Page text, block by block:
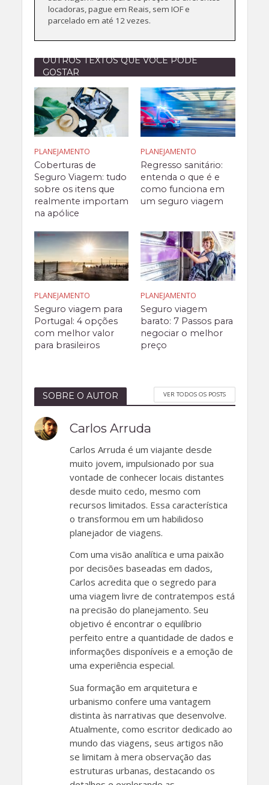
locadoras, pague em Reais, sem IOF e
parcelado em até 12 vezes.
OUTROS TEXTOS QUE VOCÊ PODE
GOSTAR
PLANEJAMENTO
Coberturas de
Seguro Viagem: tudo
sobre os itens que
realmente importam
na apólice
PLANEJAMENTO
Regresso sanitário:
entenda o que é e
como funciona em
um seguro viagem
PLANEJAMENTO
Seguro viagem para
Portugal: 4 opções
com melhor valor
para brasileiros
PLANEJAMENTO
Seguro viagem
barato: 7 Passos para
negociar o melhor
preço
SOBRE O AUTOR VER TODOS OS POSTS
Carlos Arruda
Carlos Arruda é um viajante desde
muito jovem, impulsionado por sua
vontade de conhecer locais distantes
desde muito cedo, mesmo com
recursos limitados. Essa característica
o transformou em um habilidoso
planejador de viagens.
Com uma visão analítica e uma paixão
por decisões baseadas em dados,
Carlos acredita que o segredo para
uma viagem livre de contratempos está
na precisão do planejamento. Seu
objetivo é encontrar o equilíbrio
perfeito entre a quantidade de dados e
informações disponíveis e a emoção de
uma experiência especial.
Sua formação em arquitetura e
urbanismo confere uma vantagem
distinta às narrativas que desenvolve.
Atualmente, como escritor dedicado ao
mundo das viagens, seus artigos não
se limitam à mera observação das
estruturas urbanas, destacando os